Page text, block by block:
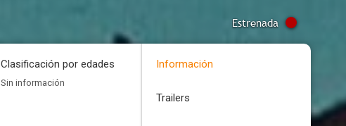
Estrenada
Clasificación por edades
Sin información
Información
Trailers